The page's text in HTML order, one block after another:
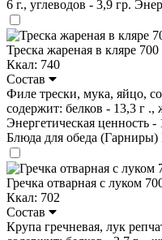
6 г., углеводов - 3,9 гр.
Треска жареная в кляре
Ккал: 740
Состав
Филе трески, мука, яйцо,
содержит: белков - 13,3 г .,
Энергетическая ценность -
Блюда для обеда (Гарниры)
Гречка отварная с луком
Ккал: 702
Состав
Крупа гречневая, лук